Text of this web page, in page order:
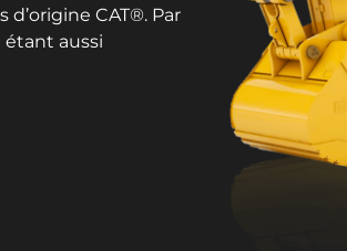
CAT®. Par
aussi